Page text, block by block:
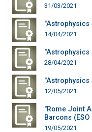
31/03/2021
"Astrophysics
14/04/2021
"Astrophysics
28/04/2021
"Astrophysics
12/05/2021
"Rome Joint
Barcons
19/05/2021